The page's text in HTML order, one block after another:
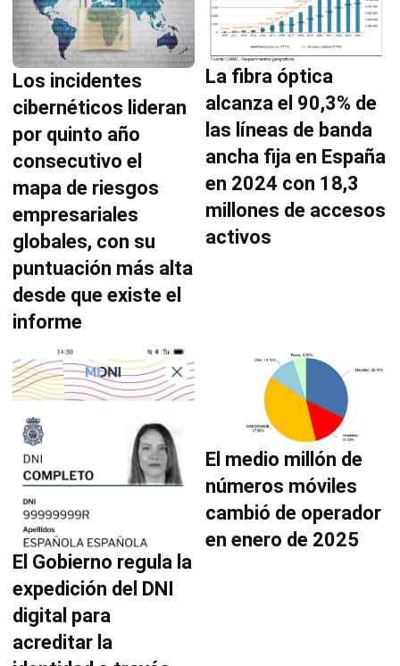
Los incidentes
cibernéticos lideran
por quinto año
consecutivo el
mapa de riesgos
empresariales
globales, con su
puntuación más alta
desde que existe el
informe
La fibra óptica
alcanza el 90,3% de
las líneas de banda
ancha fija en España
en 2024 con 18,3
millones de accesos
activos
El Gobierno regula la
expedición del DNI
digital para
acreditar la
El medio millón de
números móviles
cambió de operador
en enero de 2025